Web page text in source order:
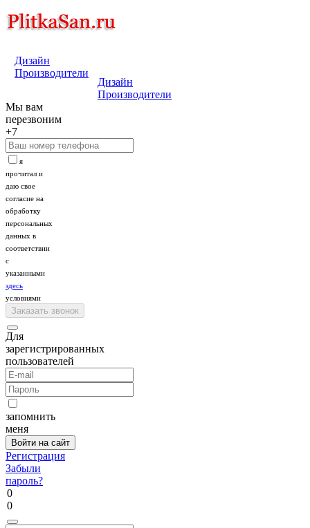
Дизайн
Производители
Дизайн
Производители
Мы вам
перезвоним
+7
я
прочитал и
даю свое
согласие на
обработку
персональных
данных в
соответствии
с
указанными
здесь
условиями
Для
зарегистрированных
пользователей
запомнить
меня
Регистрация
Забыли
пароль?
0
0